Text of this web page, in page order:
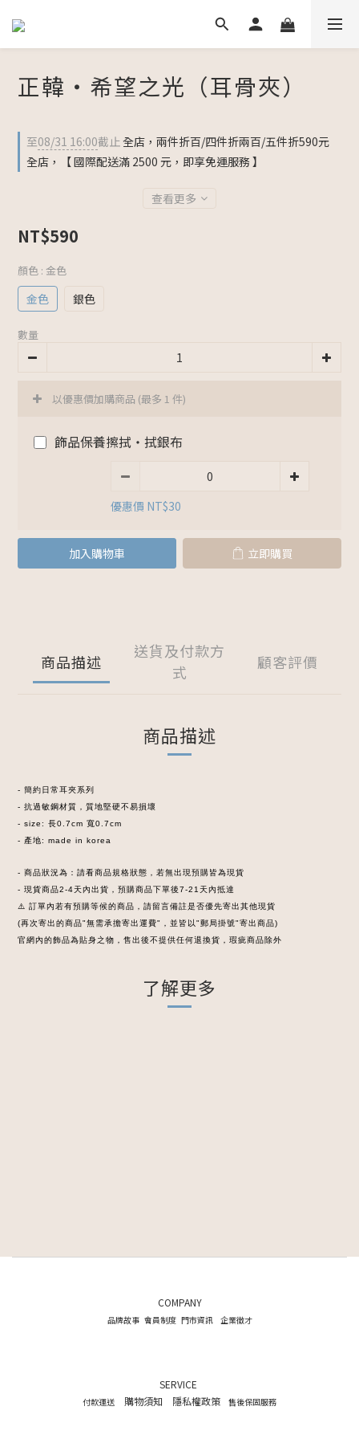
正韓・希望之光（耳骨夾）
至08/31 16:00截止全店，兩件折百/四件折兩百/五件折590元
全店，【 國際配送滿 2500 元，即享免運服務 】
查看更多
NT$590
顏色 : 金色
金色 銀色
數量
以優惠價加購商品 (最多 1 件)
飾品保養擦拭・拭銀布
優惠價 NT$30
加入購物車 立即購買
商品描述
送貨及付款方
式
顧客評價
商品描述
- 簡約日常耳夾系列
- 抗過敏鋼材質，質地堅硬不易損壞
- size: 長0.7cm 寬0.7cm
- 產地: made in korea
- 商品狀況為：請看商品規格狀態，若無出現預購皆為現貨
- 現貨商品2-4天內出貨，預購商品下單後7-21天內抵達
⚠️ 訂單內若有預購等候的商品，請留言備註是否優先寄出其他現貨
(再次寄出的商品"無需承擔寄出運費"，並皆以"郵局掛號"寄出商品)
官網內的飾品為貼身之物，售出後不提供任何退換貨，瑕疵商品除外
了解更多
COMPANY
品牌故事 會員制度 門市資訊 企業徵才
SERVICE
付款運送 購物須知 隱私權政策 售後保固服務